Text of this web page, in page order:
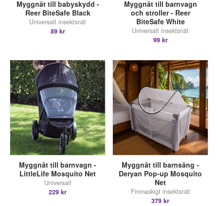
Myggnät till babyskydd -
Reer BiteSafe Black
Universalt insektsnät
89 kr
Myggnät till barnvagn
och stroller - Reer
BiteSafe White
Universalt insektsnät
99 kr
Myggnät till barnvagn -
LittleLife Mosquito Net
Universalt
229 kr
Myggnät till barnsäng -
Deryan Pop-up Mosquito
Net
Finmaskigt insektsnät
379 kr